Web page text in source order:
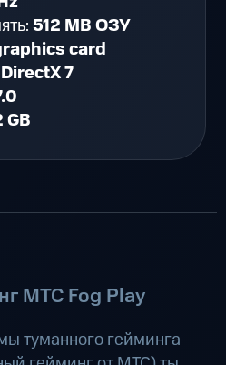
512 MB ОЗУ
card
7
GB
МТС Fog Play
туманного гейминга